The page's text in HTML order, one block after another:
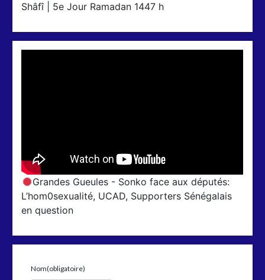
Shâfî | 5e Jour Ramadan 1447 h
Grandes Gueules - Sonko face aux députés:
L’hom0sexualité, UCAD, Supporters Sénégalais
en question
Nom(obligatoire)